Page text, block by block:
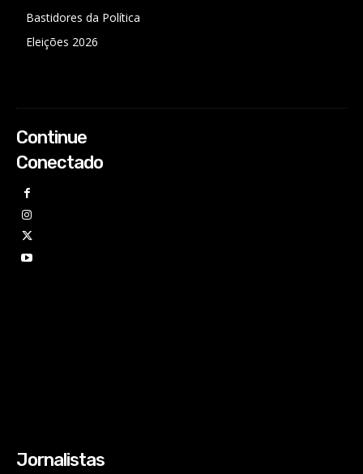
Bastidores da Política
Eleições 2026
Continue
Conectado
Jornalistas